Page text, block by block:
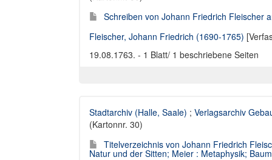
Schreiben von Johann Friedrich Fleischer
Fleischer, Johann Friedrich (1690-1765)
19.08.1763. - 1 Blatt/ 1 beschriebene Seiten
Stadtarchiv (Halle, Saale) ; Verlagsarchiv
(Kartonnr. 30)
Titelverzeichnis von Johann Friedrich
Natur und der Sitten; Meier : Metaphysik;